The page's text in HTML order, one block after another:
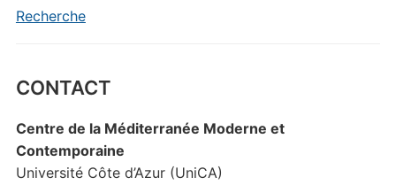
Recherche
CONTACT
Centre de la Méditerranée Moderne et
Contemporaine
Université Côte d’Azur (UniCA)